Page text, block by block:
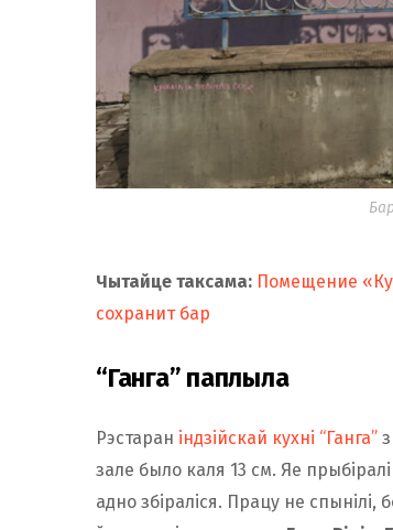
Чытайце таксама: Помещение
сохранит бар
“Ганга” паплыла
Рэстаран індзійскай кухні “Ганга”
зале было каля 13 см. Яе
адно збіраліся. Працу не